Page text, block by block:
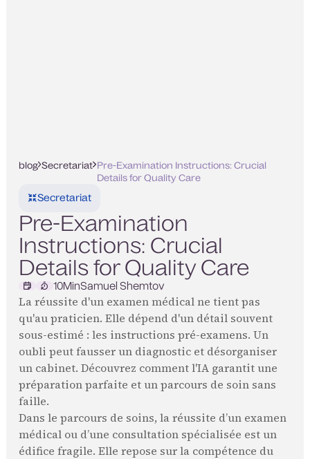
blog Secretariat Pre-Examination Instructions: Crucial
Details for Quality Care
Secretariat
Pre-Examination
Instructions: Crucial
Details for Quality Care
10MinSamuel Shemtov
La réussite d'un examen médical ne tient pas
qu'au praticien. Elle dépend d'un détail souvent
sous-estimé : les instructions pré-examens. Un
oubli peut fausser un diagnostic et désorganiser
un cabinet. Découvrez comment l'IA garantit une
préparation parfaite et un parcours de soin sans
faille.
Dans le parcours de soins, la réussite d’un examen
médical ou d’une consultation spécialisée est un
édifice fragile. Elle repose sur la compétence du